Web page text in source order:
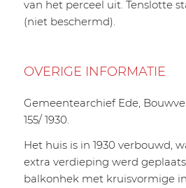
van het perceel uit. Tenslotte
(niet beschermd).
OVERIGE INFORMATIE
Gemeentearchief Ede,
155/ 1930.
Het huis is in 1930 verbouwd,
extra verdieping werd
balkonhek met kruisvormige